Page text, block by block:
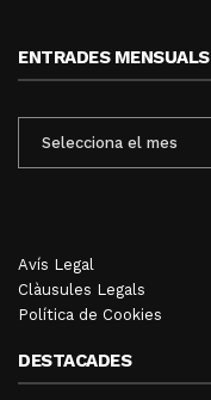
ENTRADES MENSUALS
MENSUALS
Avís Legal
Clàusules Legals
Política de Cookies
DESTACADES